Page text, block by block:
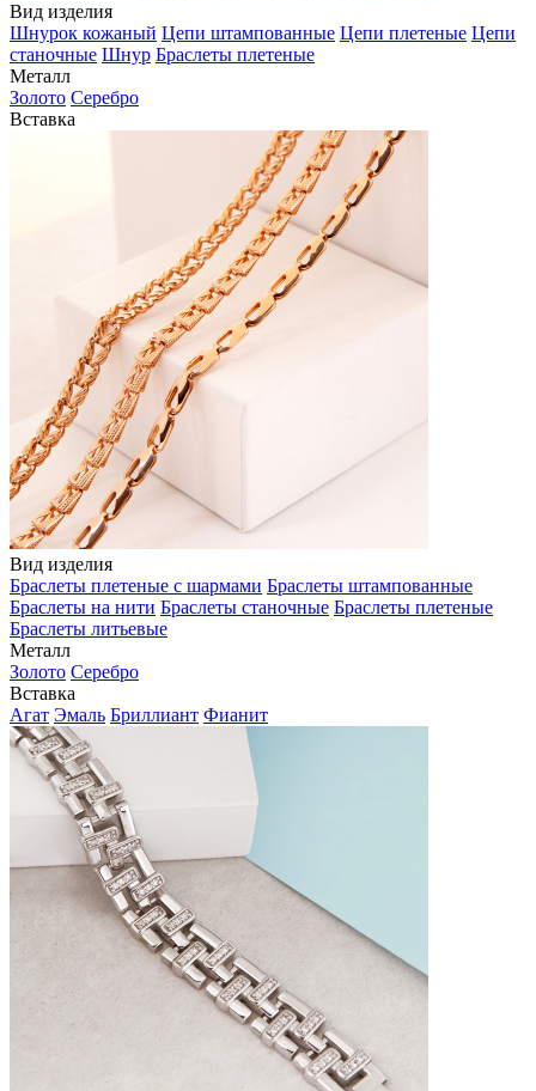
Вид изделия
Шнурок кожаный Цепи штампованные Цепи плетеные Цепи
станочные Шнур Браслеты плетеные
Металл
Золото Серебро
Вставка
Вид изделия
Браслеты плетеные с шармами Браслеты штампованные
Браслеты на нити Браслеты станочные Браслеты плетеные
Браслеты литьевые
Металл
Золото Серебро
Вставка
Агат Эмаль Бриллиант Фианит